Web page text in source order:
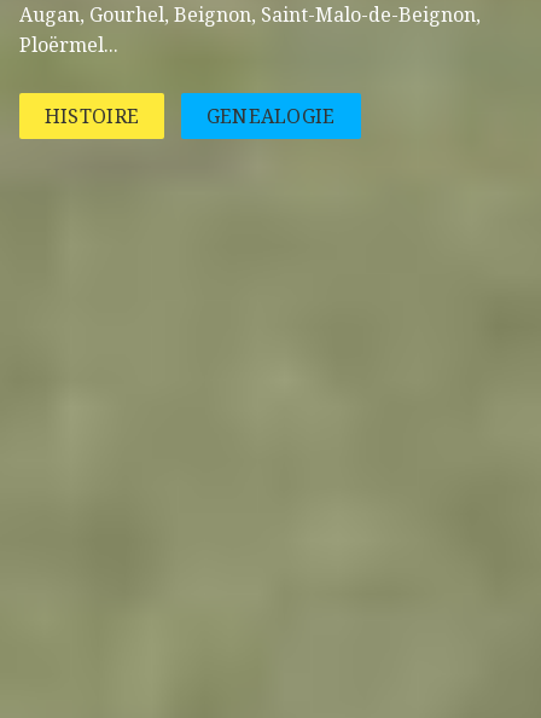
Augan, Gourhel, Beignon, Saint-Malo-de-Beignon,
Ploërmel...
HISTOIRE GENEALOGIE